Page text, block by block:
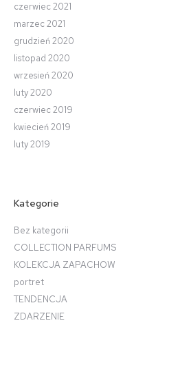
czerwiec 2021
marzec 2021
grudzień 2020
listopad 2020
wrzesień 2020
luty 2020
czerwiec 2019
kwiecień 2019
luty 2019
Kategorie
Bez kategorii
COLLECTION PARFUMS
KOLEKCJA ZAPACHOW
portret
TENDENCJA
ZDARZENIE